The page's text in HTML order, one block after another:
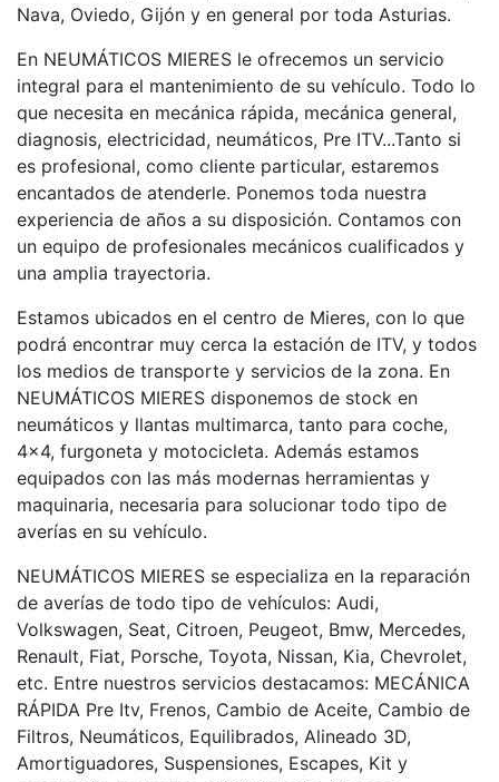
Nava, Oviedo, Gijón y en general por toda Asturias.
En NEUMÁTICOS MIERES le ofrecemos un servicio
integral para el mantenimiento de su vehículo. Todo lo
que necesita en mecánica rápida, mecánica general,
diagnosis, electricidad, neumáticos, Pre ITV...Tanto si
es profesional, como cliente particular, estaremos
encantados de atenderle. Ponemos toda nuestra
experiencia de años a su disposición. Contamos con
un equipo de profesionales mecánicos cualificados y
una amplia trayectoria.
Estamos ubicados en el centro de Mieres, con lo que
podrá encontrar muy cerca la estación de ITV, y todos
los medios de transporte y servicios de la zona. En
NEUMÁTICOS MIERES disponemos de stock en
neumáticos y llantas multimarca, tanto para coche,
4x4, furgoneta y motocicleta. Además estamos
equipados con las más modernas herramientas y
maquinaria, necesaria para solucionar todo tipo de
averías en su vehículo.
NEUMÁTICOS MIERES se especializa en la reparación
de averías de todo tipo de vehículos: Audi,
Volkswagen, Seat, Citroen, Peugeot, Bmw, Mercedes,
Renault, Fiat, Porsche, Toyota, Nissan, Kia, Chevrolet,
etc. Entre nuestros servicios destacamos: MECÁNICA
RÁPIDA Pre Itv, Frenos, Cambio de Aceite, Cambio de
Filtros, Neumáticos, Equilibrados, Alineado 3D,
Amortiguadores, Suspensiones, Escapes, Kit y